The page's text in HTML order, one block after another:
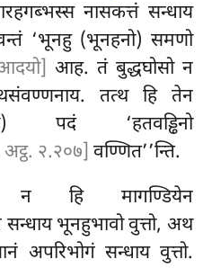
नासकत्तं सन्धाय
‘भूनहु (भूनहनो) समणो
आह. तं बुद्धघोसो न
तत्थ हि तेन
पदं ‘हतवड्ढिनो
२.२०७] वण्णित’’न्ति.
न हि मागण्डियेन
सन्धाय भूनहुभावो वुत्तो, अथ
अपरिभोगं सन्धाय वुत्तो.